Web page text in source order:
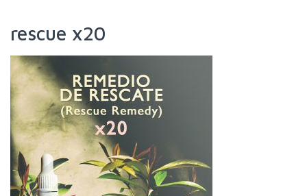
rescue x20